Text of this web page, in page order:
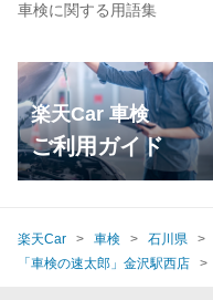
車検に関する用語集
楽天Car 車検
ご利用ガイド
楽天Car 車検 石川県
「車検の速太郎」金沢駅西店